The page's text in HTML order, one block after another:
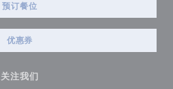
预订餐位
优惠券
关注我们